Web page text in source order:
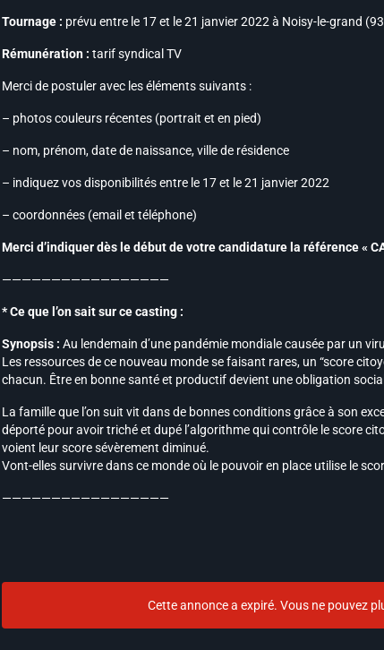
Tournage : prévu entre le 17 et le 21 janvier 2022 à Noisy-le-grand
Rémunération : tarif syndical TV
Merci de postuler avec les éléments suivants :
– photos couleurs récentes (portrait et en pied)
– nom, prénom, date de naissance, ville de résidence
– indiquez vos disponibilités entre le 17 et le 21 janvier 2022
– coordonnées (email et téléphone)
Merci d’indiquer dès le début de votre candidature la référence «
—————————————————
* Ce que l’on sait sur ce casting :
Synopsis : Au lendemain d’une pandémie mondiale causée par un
Les ressources de ce nouveau monde se faisant rares, un “score
chacun. Être en bonne santé et productif devient une obligation
La famille que l’on suit vit dans de bonnes conditions grâce à son
déporté pour avoir triché et dupé l’algorithme qui contrôle le score
voient leur score sévèrement diminué.
Vont-elles survivre dans ce monde où le pouvoir en place utilise le
—————————————————
Cette annonce a expiré. Vous ne pouvez